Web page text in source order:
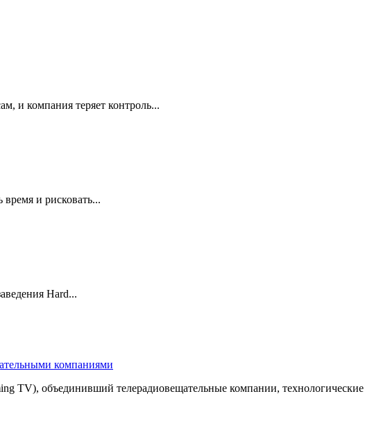
и компания теряет контроль...
и рисковать...
Hard...
компаниями
TV), объединивший телерадиовещательные компании, технологические